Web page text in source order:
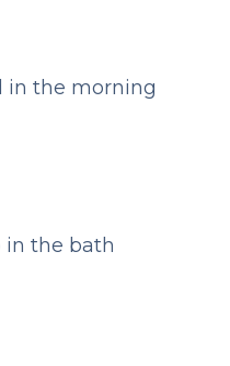
in the morning
in the bath